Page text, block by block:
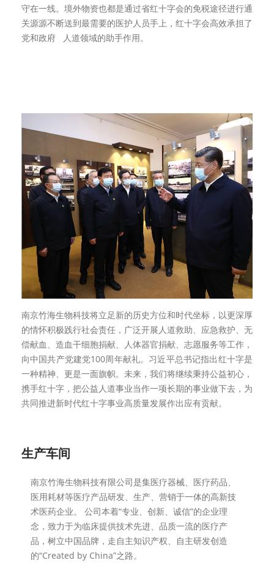
守在一线。境外物资也都是通过省红十字会的免税途径进行通
关源源不断送到最需要的医护人员手上，红十字会高效承担了
党和政府 人道领域的助手作用。
南京竹海生物科技将立足新的历史方位和时代坐标，以更深厚
的情怀积极践行社会责任，广泛开展人道救助、应急救护、无
偿献血、造血干细胞捐献、人体器官捐献、志愿服务等工作，
向中国共产党建党100周年献礼。习近平总书记指出红十字是
一种精神、更是一面旗帜。未来，我们将继续秉持公益初心，
携手红十字，把公益人道事业当作一项长期的事业做下去，为
共同推进新时代红十字事业高质量发展作出应有贡献。
生产车间
南京竹海生物科技有限公司是集医疗器械、医疗药品、
医用耗材等医疗产品研发、生产、营销于一体的高新技
术医药企业。 公司本着“专业、创新、诚信”的企业理
念，致力于为临床提供技术先进、品质一流的医疗产
品，树立中国品牌，走自主知识产权、自主研发创造
的“Created by China”之路。